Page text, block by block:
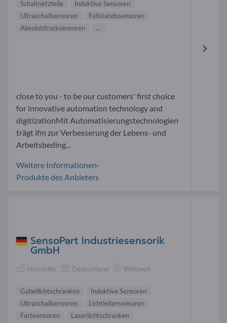
Schaltnetzteile
Induktive Sensoren
Ultraschallsensoren
Füllstandssensoren
Absolutdrucksensoren
...
close to you - to be our customers' first choice
for innovative automation technology and
digitizationMit Automatisierungstechnologien
trägt ifm zur Verbesserung der Lebens- und
Arbeitsbeding...
Weitere Informationen-
Produkte des Anbieters
SensoPart Industriesensorik
GmbH
Hersteller Deutschland Weltweit
Gabellichtschranken
Induktive Sensoren
Ultraschallsensoren
Lichtleitersensoren
Farbsensoren
Laserlichtschranken